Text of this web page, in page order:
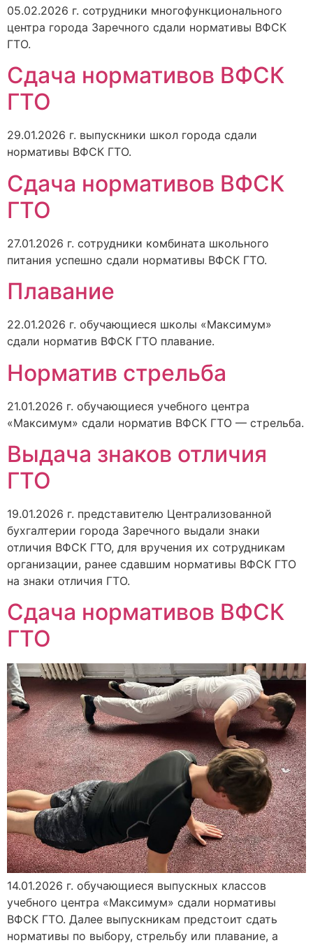
05.02.2026 г. сотрудники многофункционального
центра города Заречного сдали нормативы ВФСК
ГТО.
Сдача нормативов ВФСК
ГТО
29.01.2026 г. выпускники школ города сдали
нормативы ВФСК ГТО.
Сдача нормативов ВФСК
ГТО
27.01.2026 г. сотрудники комбината школьного
питания успешно сдали нормативы ВФСК ГТО.
Плавание
22.01.2026 г. обучающиеся школы «Максимум»
сдали норматив ВФСК ГТО плавание.
Норматив стрельба
21.01.2026 г. обучающиеся учебного центра
«Максимум» сдали норматив ВФСК ГТО — стрельба.
Выдача знаков отличия
ГТО
19.01.2026 г. представителю Централизованной
бухгалтерии города Заречного выдали знаки
отличия ВФСК ГТО, для вручения их сотрудникам
организации, ранее сдавшим нормативы ВФСК ГТО
на знаки отличия ГТО.
Сдача нормативов ВФСК
ГТО
14.01.2026 г. обучающиеся выпускных классов
учебного центра «Максимум» сдали нормативы
ВФСК ГТО. Далее выпускникам предстоит сдать
нормативы по выбору, стрельбу или плавание, а